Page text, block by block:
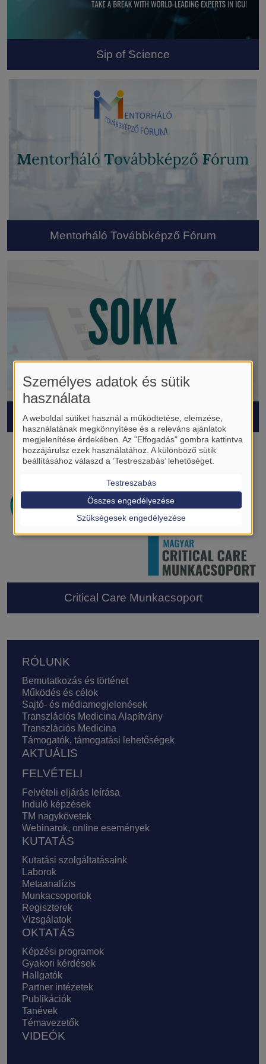
Sip of Science
Mentorháló Továbbképző Fórum
SOKK - Savaria OKtatási Kurzus
Critical Care Munkacsoport
Lábléc
RÓLUNK
Bemutatkozás és történet
Működés és célok
Sajtó- és médiamegjelenések
Transzlációs Medicina Alapítvány
Transzlációs Medicina
Támogatók, támogatási lehetőségek
AKTUÁLIS
FELVÉTELI
Felvételi eljárás leírása
Induló képzések
TM nagykövetek
Webinarok, online események
KUTATÁS
Kutatási szolgáltatásaink
Laborok
Metaanalízis
Munkacsoportok
Regiszterek
Vizsgálatok
OKTATÁS
Képzési programok
Gyakori kérdések
Hallgatók
Partner intézetek
Publikációk
Tanévek
Témavezetők
VIDEÓK
Személyes adatok és sütik
használata
A weboldal sütiket használ a működtetése, elemzése,
használatának megkönnyítése és a releváns ajánlatok
megjelenítése érdekében. Az "Elfogadás" gombra kattintva
hozzájárulsz ezek használatához. A különböző sütik
beállításához válaszd a ’Testreszabás’ lehetőséget.
Testreszabás
Szükségesek engedélyezése
Összes engedélyezése